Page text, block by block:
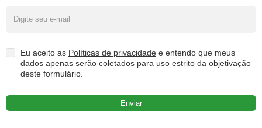
Eu aceito as Políticas de privacidade e entendo que meus
dados apenas serão coletados para uso estrito da objetivação
deste formulário.